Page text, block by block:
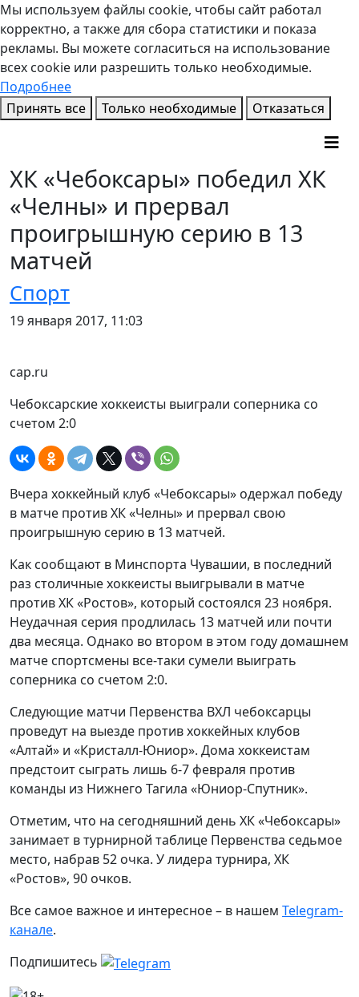
Мы используем файлы cookie, чтобы сайт работал
корректно, а также для сбора статистики и показа
рекламы. Вы можете согласиться на использование
всех cookie или разрешить только необходимые.
Подробнее
Принять все
Только необходимые Отказаться
ХК «Чебоксары» победил ХК
«Челны» и прервал
проигрышную серию в 13
матчей
Спорт
19 января 2017, 11:03
cap.ru
Чебоксарские хоккеисты выиграли соперника со
счетом 2:0
Вчера хоккейный клуб «Чебоксары» одержал победу
в матче против ХК «Челны» и прервал свою
проигрышную серию в 13 матчей.
Как сообщают в Минспорта Чувашии, в последний
раз столичные хоккеисты выигрывали в матче
против ХК «Ростов», который состоялся 23 ноября.
Неудачная серия продлилась 13 матчей или почти
два месяца. Однако во втором в этом году домашнем
матче спортсмены все-таки сумели выиграть
соперника со счетом 2:0.
Следующие матчи Первенства ВХЛ чебоксарцы
проведут на выезде против хоккейных клубов
«Алтай» и «Кристалл-Юниор». Дома хоккеистам
предстоит сыграть лишь 6-7 февраля против
команды из Нижнего Тагила «Юниор-Спутник».
Отметим, что на сегодняшний день ХК «Чебоксары»
занимает в турнирной таблице Первенства седьмое
место, набрав 52 очка. У лидера турнира, ХК
«Ростов», 90 очков.
Все самое важное и интересное – в нашем Telegram-
канале.
Подпишитесь